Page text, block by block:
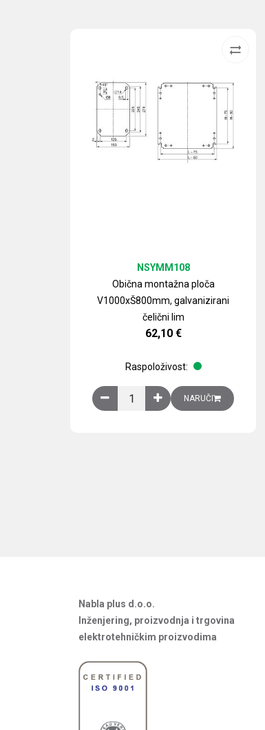
Obična montažna ploča
V1000xŠ800mm, galvanizirani
čelični lim
NSYMM108
62,10 €
Raspoloživost:
Obična montažna ploča
NARUČI
Nabla plus d.o.o.
Inženjering, proizvodnja i trgovina
elektrotehničkim proizvodima